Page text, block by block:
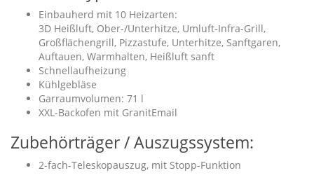
Einbauherd mit 10 Heizarten:
3D Heißluft, Ober-/Unterhitze, Umluft-Infra-Grill,
Großflächengrill, Pizzastufe, Unterhitze, Sanftgaren,
Auftauen, Warmhalten, Heißluft sanft
Schnellaufheizung
Kühlgebläse
Garraumvolumen: 71 l
XXL-Backofen mit GranitEmail
Zubehörträger / Auszugssystem:
2-fach-Teleskopauszug, mit Stopp-Funktion